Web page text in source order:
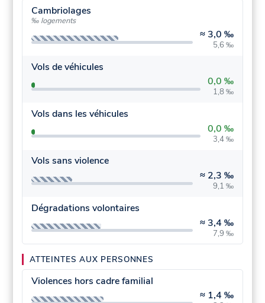
Cambriolages
‰ logements
≈ 3,0 ‰
5,6 ‰
Vols de véhicules
0,0 ‰
1,8 ‰
Vols dans les véhicules
0,0 ‰
3,4 ‰
Vols sans violence
≈ 2,3 ‰
9,1 ‰
Dégradations volontaires
≈ 3,4 ‰
7,9 ‰
ATTEINTES AUX PERSONNES
Violences hors cadre familial
≈ 1,4 ‰